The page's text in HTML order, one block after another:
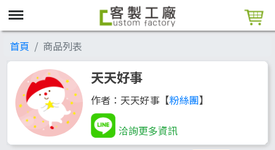
首頁 商品列表
天天好事
作者：天天好事【粉絲團】
洽詢更多資訊